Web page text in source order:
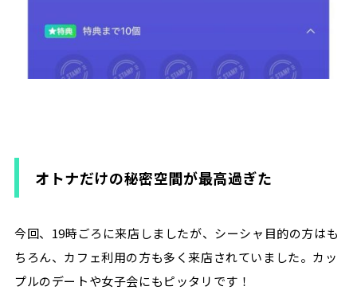
オトナだけの秘密空間が最高過ぎた
今回、19時ごろに来店しましたが、シーシャ目的の方はも
ちろん、カフェ利用の方も多く来店されていました。カッ
プルのデートや女子会にもピッタリです！